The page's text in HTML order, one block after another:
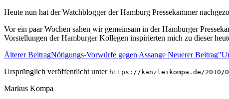
Heute nun hat der Watchblogger der Hamburg Pressekammer
Vor ein paar Wochen sahen wir gemeinsam in der Hamburger
Vorstellungen der Hamburger Kollegen inspirierten mich zu dieser
Älterer BeitragNötigungs-Vorwürfe gegen Assange Neuerer Beitrag
Ursprünglich veröffentlicht unter https://kanzleikompa.de/2010/
Markus Kompa